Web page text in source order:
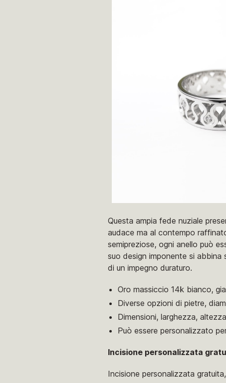
Questa ampia fede nuziale
audace ma al contempo
semipreziose, ogni anello può
suo design imponente si
di un impegno duraturo.
Oro massiccio 14k bianco,
Diverse opzioni di pietre,
Dimensioni, larghezza,
Può essere personalizzato
Incisione personalizzata
Incisione personalizzata